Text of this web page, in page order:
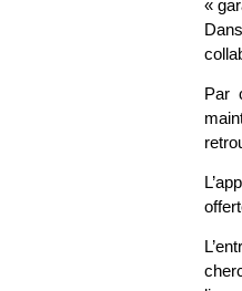
«
Par